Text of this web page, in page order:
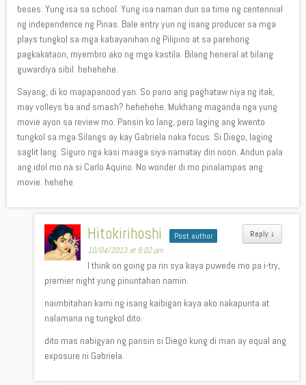
beses. Yung isa sa school. Yung isa naman dun sa time ng centennial
ng independence ng Pinas. Bale entry yun ng isang producer sa mga
plays tungkol sa mga kabayanihan ng Pilipino at sa parehong
pagkakataon, myembro ako ng mga kastila. Bilang heneral at bilang
guwardiya sibil. hehehehe.
Sayang, di ko mapapanood yan. So pano ang paghataw niya ng itak,
may volleys ba and smash? hehehehe. Mukhang maganda nga yung
movie ayon sa review mo. Pansin ko lang, pero laging ang kwento
tungkol sa mga Silangs ay kay Gabriela naka focus. Si Diego, laging
saglit lang. Siguro nga kasi maaga siya namatay din noon. Andun pala
ang idol mo na si Carlo Aquino. No wonder di mo pinalampas ang
movie. hehehe
Reply ↓
Hitokirihoshi Post author
10/04/2013 at 9:02 pm
I think on going pa rin sya kaya puwede mo pa i-try,
premier night yung pinuntahan namin.
naimbitahan kami ng isang kaibigan kaya ako nakapunta at
nalamana ng tungkol dito.
dito mas nabigyan ng pansin si Diego kung di man ay equal ang
exposure ni Gabriela.